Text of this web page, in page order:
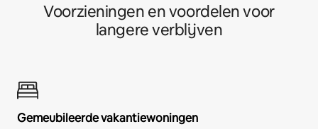
Voorzieningen en voordelen voor
langere verblijven
Gemeubileerde vakantiewoningen